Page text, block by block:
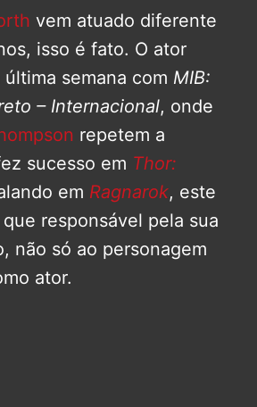
vem atuado diferente
isso é fato. O ator
semana com MIB:
– Internacional, onde
repetem a
sucesso em Thor:
em Ragnarok, este
responsável pela sua
não só ao personagem
ator.